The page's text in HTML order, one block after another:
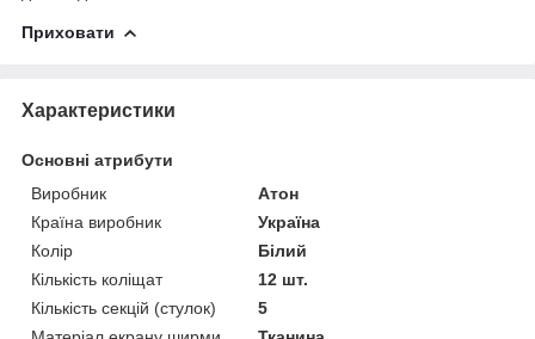
Приховати
Характеристики
Основні атрибути
Виробник
Атон
Країна виробник
Україна
Колір
Білий
Кількість коліщат
12 шт.
Кількість секцій (стулок)
5